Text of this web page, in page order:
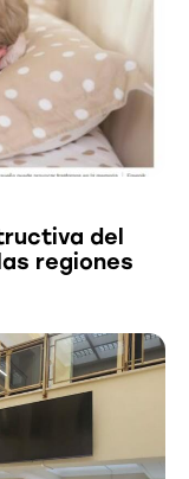
del
regiones